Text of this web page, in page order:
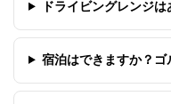
ドライビングレンジは
宿泊はできますか？ゴ